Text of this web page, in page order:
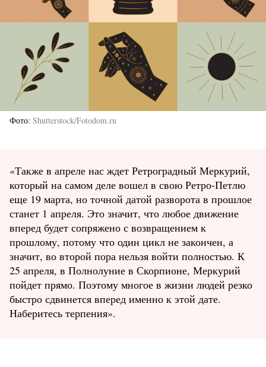
Фото Shutterstock/Fotodom.ru
«Также в апреле нас ждет Ретроградный Меркурий,
который на самом деле вошел в свою Ретро-Петлю
еще 19 марта, но точной датой разворота в прошлое
станет 1 апреля. Это значит, что любое движение
вперед будет сопряжено с возвращением к
прошлому, потому что один цикл не закончен, а
значит, во второй пора нельзя войти полностью. К
25 апреля, в Полнолуние в Скорпионе, Меркурий
пойдет прямо. Поэтому многое в жизни людей резко
быстро сдвинется вперед именно к этой дате.
Наберитесь терпения».